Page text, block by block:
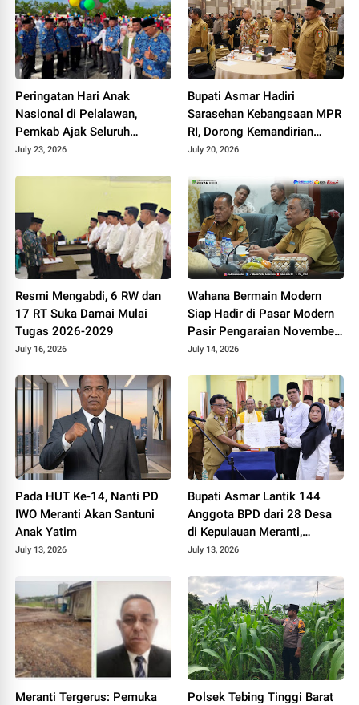
Peringatan Hari Anak
Nasional di Pelalawan,
Pemkab Ajak Seluruh
Elemen Wujudkan Generasi
July 23, 2026
Bupati Asmar Hadiri
Sarasehan Kebangsaan MPR
RI, Dorong Kemandirian
Fiskal Daerah
July 20, 2026
Resmi Mengabdi, 6 RW dan
17 RT Suka Damai Mulai
Tugas 2026-2029
July 16, 2026
Wahana Bermain Modern
Siap Hadir di Pasar Modern
Pasir Pengaraian November
2026
July 14, 2026
Pada HUT Ke-14, Nanti PD
IWO Meranti Akan Santuni
Anak Yatim
July 13, 2026
Bupati Asmar Lantik 144
Anggota BPD dari 28 Desa
di Kepulauan Meranti,
Tekankan Integritas dan
July 13, 2026
Meranti Tergerus: Pemuka
Polsek Tebing Tinggi Barat